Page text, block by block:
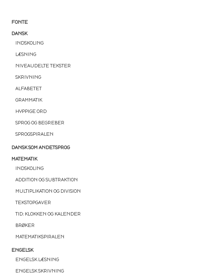
FONTE
DANSK
INDSKOLING
LÆSNING
NIVEAUDELTE TEKSTER
SKRIVNING
ALFABETET
GRAMMATIK
HYPPIGE ORD
SPROG OG BEGREBER
SPROGSPIRALEN
DANSK SOM ANDETSPROG
MATEMATIK
INDSKOLING
ADDITION OG SUBTRAKTION
MULTIPLIKATION OG DIVISION
TEKSTOPGAVER
TID: KLOKKEN OG KALENDER
BRØKER
MATEMATIKSPIRALEN
ENGELSK
ENGELSK LÆSNING
ENGELSK SKRIVNING